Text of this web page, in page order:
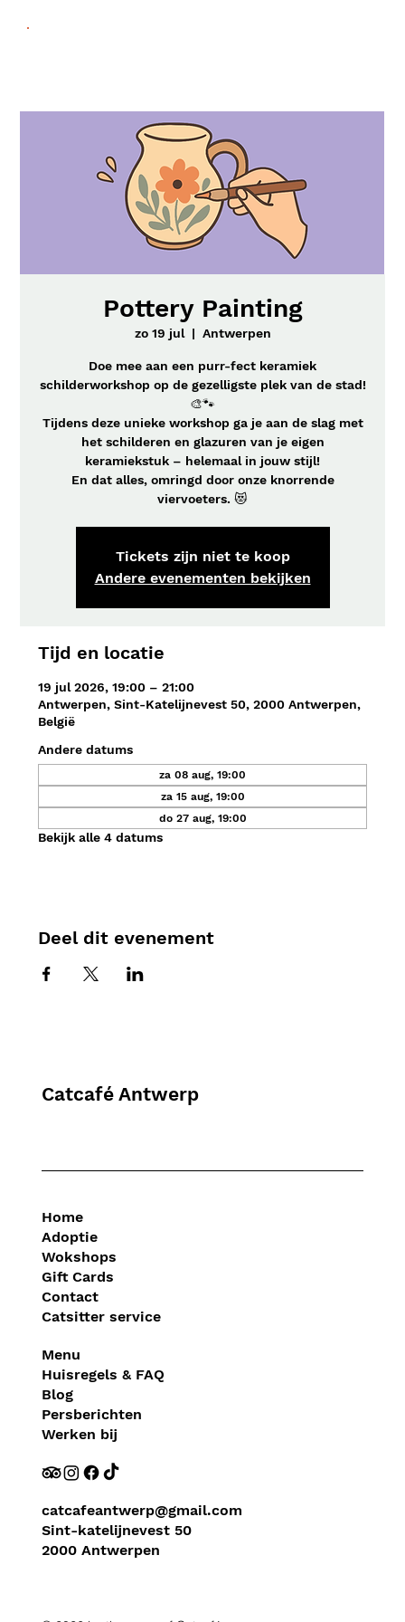
Pottery Painting
zo 19 jul
  |
Antwerpen
Doe mee aan een purr-fect keramiek
schilderworkshop op de gezelligste plek van de stad!
🎨🐾
Tijdens deze unieke workshop ga je aan de slag met
het schilderen en glazuren van je eigen
keramiekstuk – helemaal in jouw stijl!
En dat alles, omringd door onze knorrende
viervoeters. 😻
Tickets zijn niet te koop
Andere evenementen bekijken
Tijd en locatie
19 jul 2026, 19:00 – 21:00
Antwerpen, Sint-Katelijnevest 50, 2000 Antwerpen,
België
Andere datums
za 08 aug, 19:00
za 15 aug, 19:00
do 27 aug, 19:00
Bekijk alle 4 datums
Deel dit evenement
Catcafé Antwerp
catcafeantwerp@gmail.com
Sint-katelijnevest 50
2000 Antwerpen
Home
Adoptie
Wokshops
Gift Cards
Contact
Catsitter service
Menu
Huisregels & FAQ
Blog
Persberichten
Werken bij